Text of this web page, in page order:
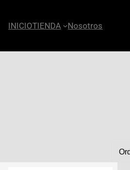
INICIOTIENDA Nosotros